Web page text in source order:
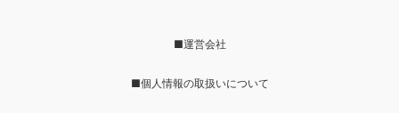
■運営会社
■個人情報の取扱いについて